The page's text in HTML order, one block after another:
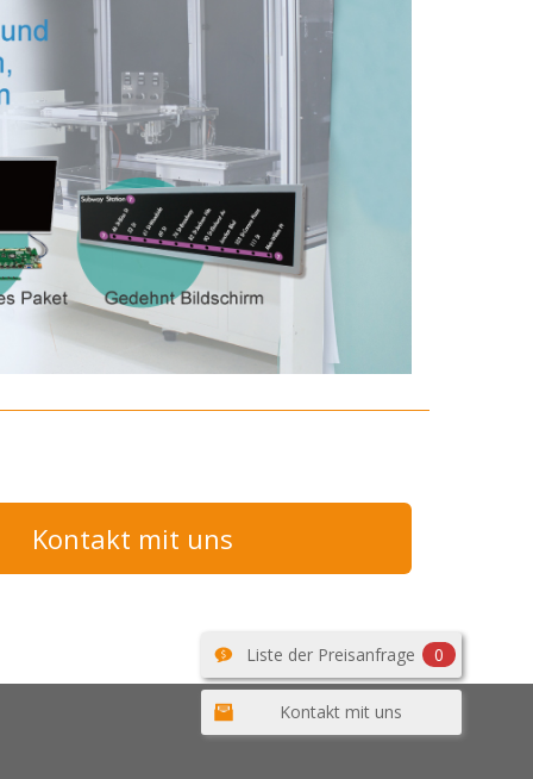
Kontakt mit uns
Liste der Preisanfrage 0
Kontakt mit uns